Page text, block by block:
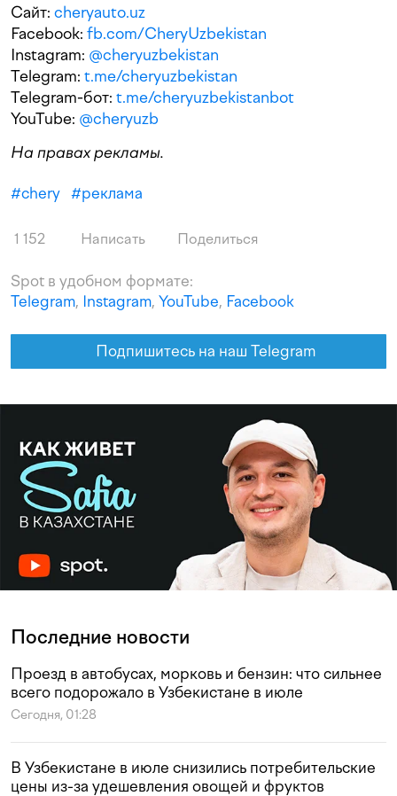
Сайт: cheryauto.uz
Facebook: fb.com/CheryUzbekistan
Instagram: @cheryuzbekistan
Telegram: t.me/cheryuzbekistan
Telegram-бот: t.me/cheryuzbekistanbot
YouTube: @cheryuzb
На правах рекламы.
#chery #реклама
1 152 Написать Поделиться
Spot в удобном формате:
Telegram, Instagram, YouTube, Facebook
Подпишитесь на наш Telegram
Последние новости
Проезд в автобусах, морковь и бензин: что сильнее
всего подорожало в Узбекистане в июле
Сегодня, 01:28
В Узбекистане в июле снизились потребительские
цены из-за удешевления овощей и фруктов